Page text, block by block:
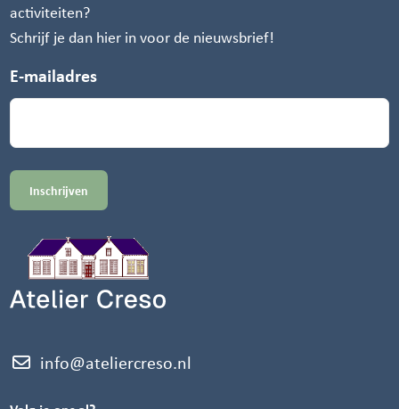
activiteiten?
Schrijf je dan hier in voor de nieuwsbrief!
E-mailadres
info@ateliercreso.nl